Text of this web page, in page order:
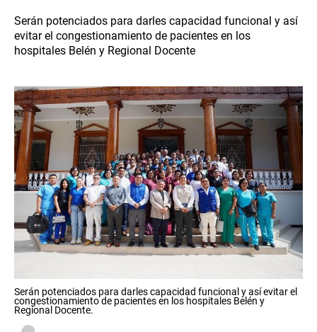
Serán potenciados para darles capacidad funcional y así
evitar el congestionamiento de pacientes en los
hospitales Belén y Regional Docente
Serán potenciados para darles capacidad funcional y así evitar el
congestionamiento de pacientes en los hospitales Belén y
Regional Docente.